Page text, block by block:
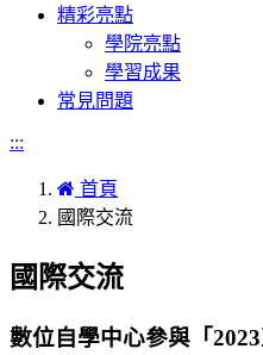
精彩亮點
學院亮點
學習成果
常見問題
:::
首頁
國際交流
國際交流
數位自學中心參與「